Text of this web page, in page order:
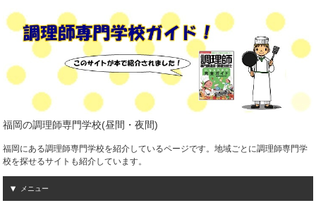
福岡の調理師専門学校(昼間・夜間)
福岡にある調理師専門学校を紹介しているページです。地域ごとに調理師専門学
校を探せるサイトも紹介しています。
メニュー